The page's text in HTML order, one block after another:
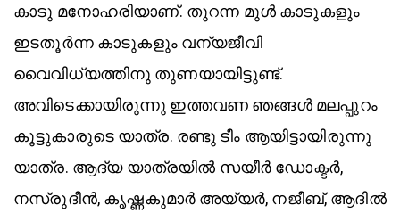
കാടു മനോഹരിയാണ്. തുറന്ന മുൾ കാടുകളും
ഇടതൂർന്ന കാടുകളും വന്യജീവി
വൈവിധ്യത്തിനു തുണയായിട്ടുണ്ട്.
അവിടെക്കായിരുന്നു ഇത്തവണ ഞങ്ങൾ മലപ്പുറം
കൂട്ടുകാരുടെ യാത്ര. രണ്ടു ടീം ആയിട്ടായിരുന്നു
യാത്ര. ആദ്യ യാത്രയിൽ സയീർ ഡോക്ടർ,
നസ്രുദീൻ, കൃഷ്ണകുമാർ അയ്യർ, നജീബ്, ആദിൽ